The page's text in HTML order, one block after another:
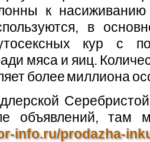
к
в
кур с
мяса и яиц.
более миллиона
объявлений, там
info.ru/prodazha-